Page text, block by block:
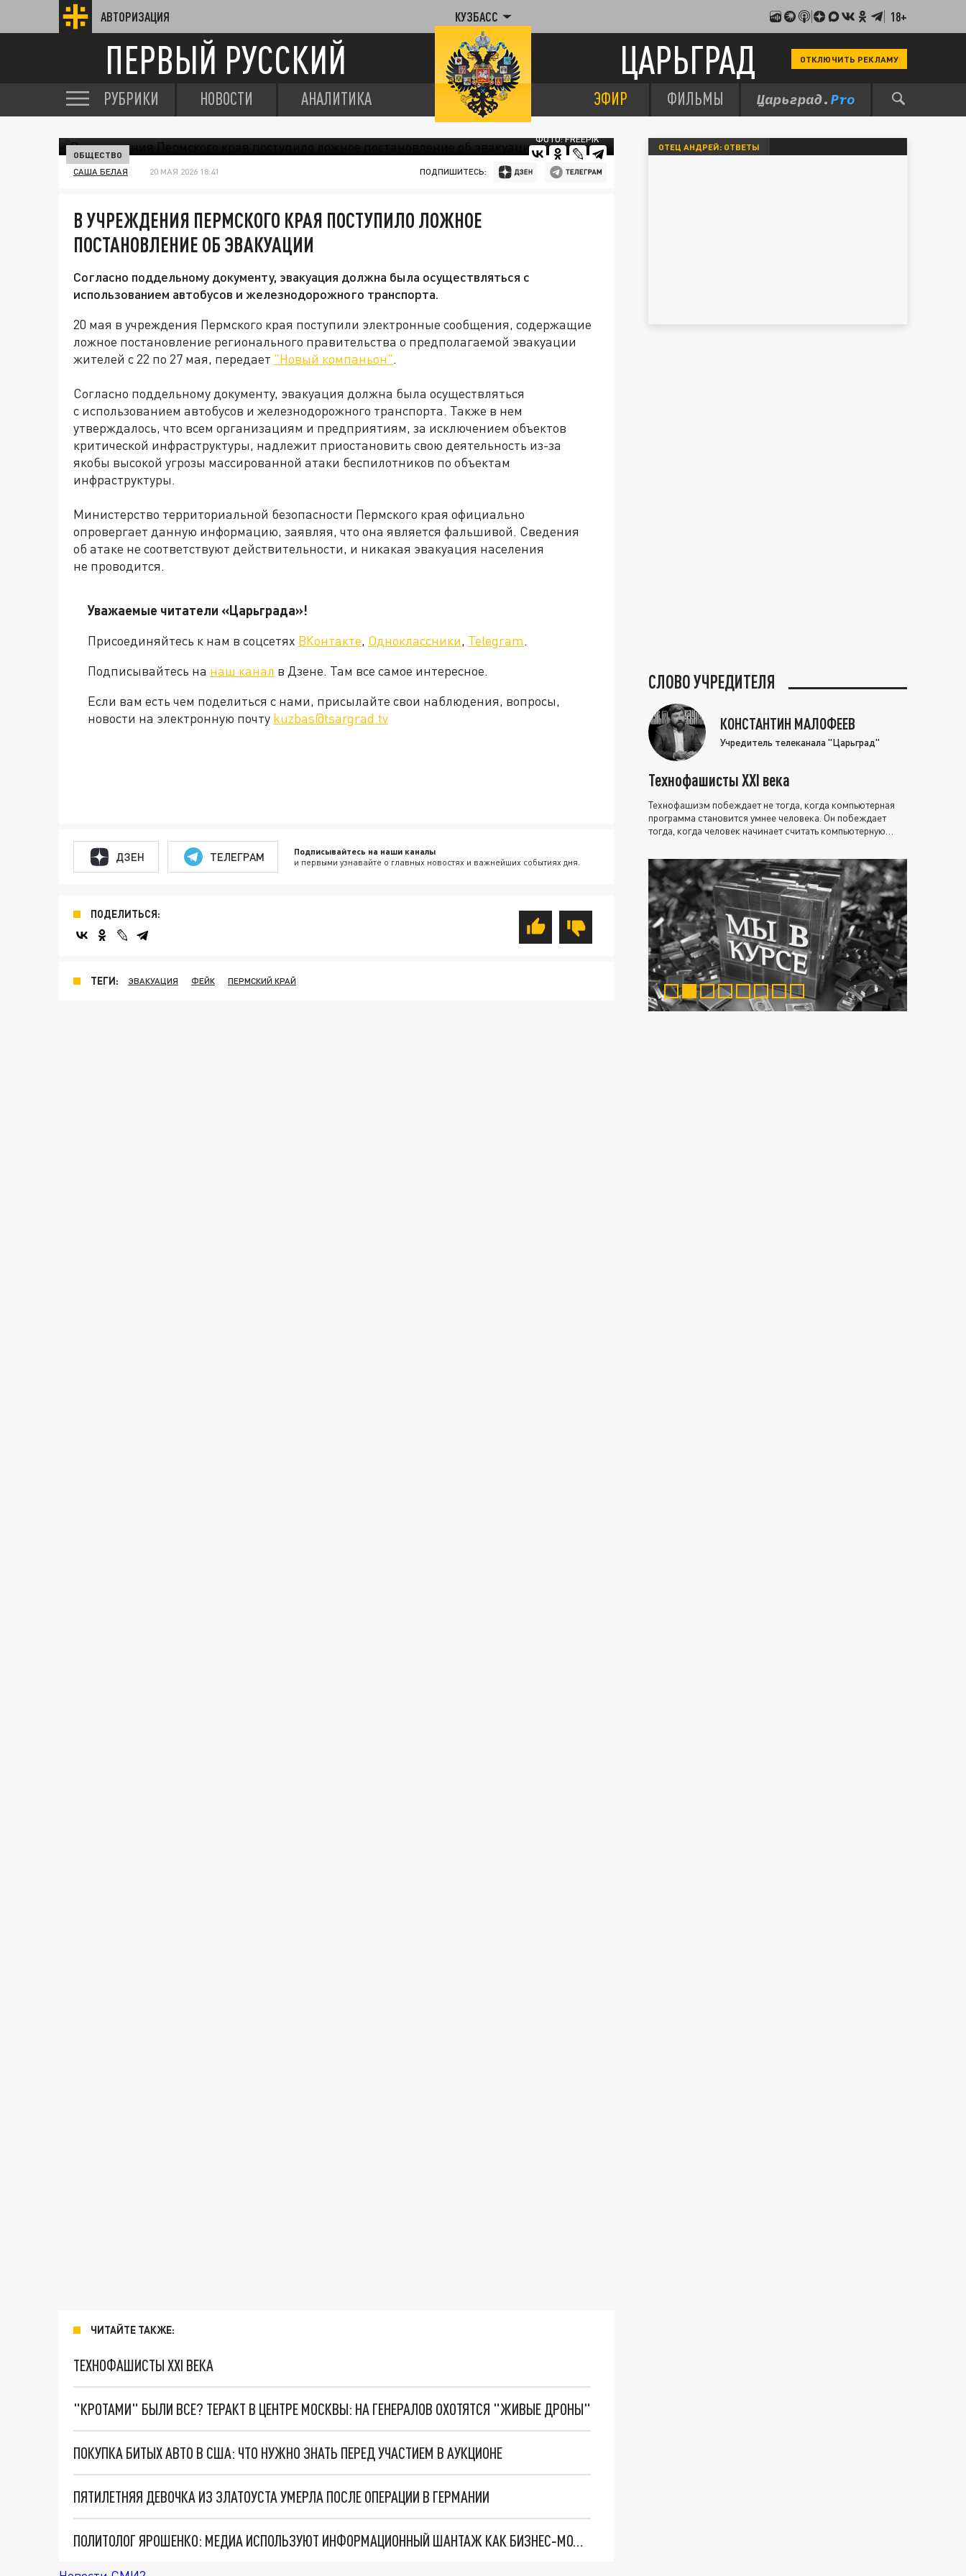
АВТОРИЗАЦИЯ КУЗБАСС 18+
ПЕРВЫЙ РУССКИЙ ЦАРЬГРАД ОТКЛЮЧИТЬ РЕКЛАМУ
РУБРИКИ НОВОСТИ АНАЛИТИКА ЭФИР ФИЛЬМЫ
ФОТО: FREEPIK
ОБЩЕСТВО
САША БЕЛАЯ 20 МАЯ 2026 18:41 ПОДПИШИТЕСЬ:
В УЧРЕЖДЕНИЯ ПЕРМСКОГО КРАЯ ПОСТУПИЛО ЛОЖНОЕ
ПОСТАНОВЛЕНИЕ ОБ ЭВАКУАЦИИ
Согласно поддельному документу, эвакуация должна была осуществляться с
использованием автобусов и железнодорожного транспорта.
20 мая в учреждения Пермского края поступили электронные сообщения, содержащие
ложное постановление регионального правительства о предполагаемой эвакуации
жителей с 22 по 27 мая, передает "Новый компаньон".
Согласно поддельному документу, эвакуация должна была осуществляться
с использованием автобусов и железнодорожного транспорта. Также в нем
утверждалось, что всем организациям и предприятиям, за исключением объектов
критической инфраструктуры, надлежит приостановить свою деятельность из-за
якобы высокой угрозы массированной атаки беспилотников по объектам
инфраструктуры.
Министерство территориальной безопасности Пермского края официально
опровергает данную информацию, заявляя, что она является фальшивой. Сведения
об атаке не соответствуют действительности, и никакая эвакуация населения
не проводится.
Уважаемые читатели «Царьграда»!
Присоединяйтесь к нам в соцсетях ВКонтакте, Одноклассники, Telegram.
Подписывайтесь на наш канал в Дзене. Там все самое интересное.
Если вам есть чем поделиться с нами, присылайте свои наблюдения, вопросы,
новости на электронную почту kuzbas@tsargrad.tv
ДЗЕН ТЕЛЕГРАМ Подписывайтесь на наши каналы
и первыми узнавайте о главных новостях и важнейших событиях дня.
ПОДЕЛИТЬСЯ:
ТЕГИ: ЭВАКУАЦИЯ ФЕЙК ПЕРМСКИЙ КРАЙ
ЧИТАЙТЕ ТАКЖЕ:
ТЕХНОФАШИСТЫ XXI ВЕКА
"КРОТАМИ" БЫЛИ ВСЕ? ТЕРАКТ В ЦЕНТРЕ МОСКВЫ: НА ГЕНЕРАЛОВ ОХОТЯТСЯ "ЖИВЫЕ ДРОНЫ"
ПОКУПКА БИТЫХ АВТО В США: ЧТО НУЖНО ЗНАТЬ ПЕРЕД УЧАСТИЕМ В АУКЦИОНЕ
ПЯТИЛЕТНЯЯ ДЕВОЧКА ИЗ ЗЛАТОУСТА УМЕРЛА ПОСЛЕ ОПЕРАЦИИ В ГЕРМАНИИ
ПОЛИТОЛОГ ЯРОШЕНКО: МЕДИА ИСПОЛЬЗУЮТ ИНФОРМАЦИОННЫЙ ШАНТАЖ КАК БИЗНЕС‑МОДЕЛЬ
ОТЕЦ АНДРЕЙ: ОТВЕТЫ
СЛОВО УЧРЕДИТЕЛЯ
КОНСТАНТИН МАЛОФЕЕВ
Учредитель телеканала "Царьград"
Технофашисты XXI века
Технофашизм побеждает не тогда, когда компьютерная
программа становится умнее человека. Он побеждает
тогда, когда человек начинает считать компьютерную